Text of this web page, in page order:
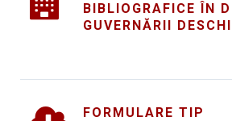
BIBLIOGRAFICE ÎN
GUVERNĂRII
FORMULARE TIP